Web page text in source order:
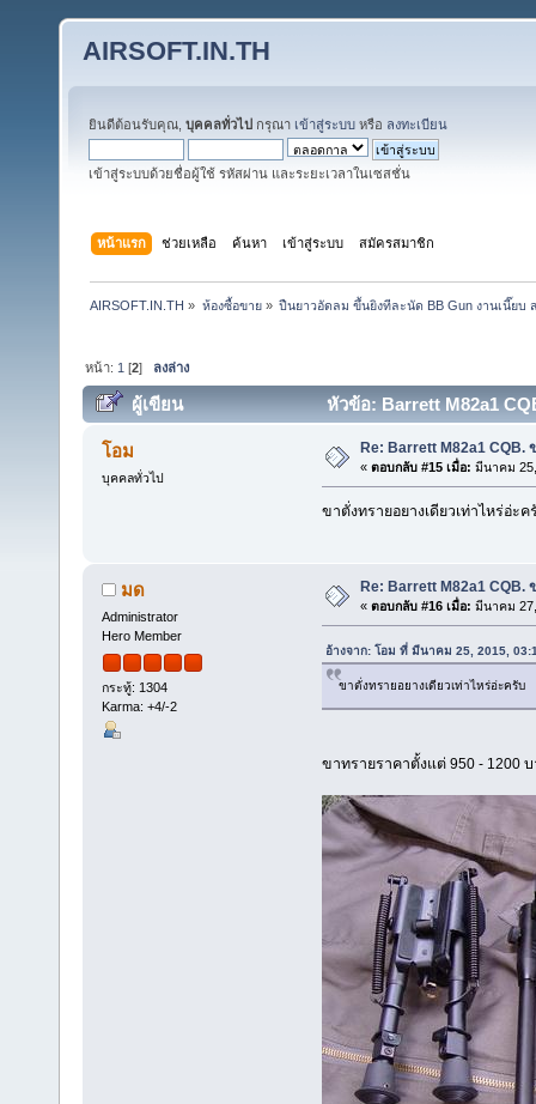
AIRSOFT.IN.TH
ยินดีต้อนรับคุณ, บุคคลทั่วไป กรุณา เข้าสู่ระบบ หรือ ลงทะเบียน
เข้าสู่ระบบด้วยชื่อผู้ใช้ รหัสผ่าน และระยะเวลาในเซสชั่น
หน้าแรก ช่วยเหลือ ค้นหา เข้าสู่ระบบ สมัครสมาชิก
AIRSOFT.IN.TH » ห้องซื้อขาย» ปืนยาวอัดลม ขึ้นยิงทีละนัด BB Gun งานเนี๊ยบ
หน้า: 1 [2] ลงล่าง
ผู้เขียน หัวข้อ: Barrett M82a1
โอม
บุคคลทั่วไป
Re: Barrett M82a1
« ตอบกลับ #15 เมื่อ: มีนาคม
ขาตั่งทรายอยางเดียวเท่าไหร่อ่ะค
มด
Administrator
Hero Member
กระทู้: 1304
Karma: +4/-2
Re: Barrett M82a1
« ตอบกลับ #16 เมื่อ: มีนาคม
อ้างจาก: โอม ที่ มีนาคม 25, 2015,
ขาตั่งทรายอยางเดียวเท่าไหร่อ่ะครับ
ขาทรายราคาตั้งแต่ 950 - 1200